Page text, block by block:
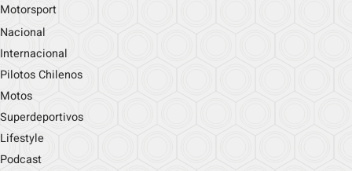
Motorsport
Nacional
Internacional
Pilotos Chilenos
Motos
Superdeportivos
Lifestyle
Podcast